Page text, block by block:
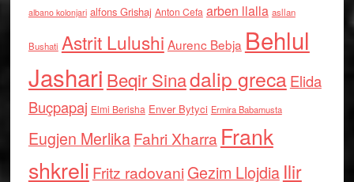
albano kolonjari alfons Grishaj Anton Cefa arben llalla asllan
Bushati Astrit Lulushi Aurenc Bebja Behlul
Jashari Beqir Sinadalip grecaElida
Buçpapaj Elmi Berisha Enver Bytyci Ermira Babamusta
Eugjen MerlikaFahri Xharra Frank
shkreli Fritz radovaniGezim Llojdia Ilir